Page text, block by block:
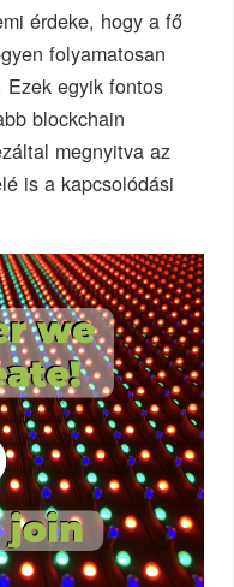
érdeke, hogy a fő
folyamatosan
egyik fontos
blockchain
megnyitva az
is a kapcsolódási